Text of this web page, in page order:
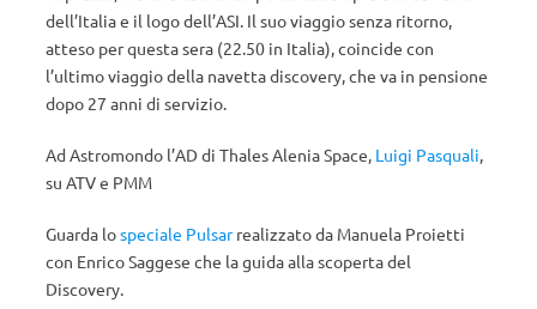
dell’Italia e il logo dell’ASI. Il suo viaggio senza ritorno,
atteso per questa sera (22.50 in Italia), coincide con
l’ultimo viaggio della navetta discovery, che va in pensione
dopo 27 anni di servizio.
Ad Astromondo l’AD di Thales Alenia Space, Luigi Pasquali,
su ATV e PMM
Guarda lospeciale Pulsarrealizzato da Manuela Proietti
con Enrico Saggese che la guida alla scoperta del
Discovery.